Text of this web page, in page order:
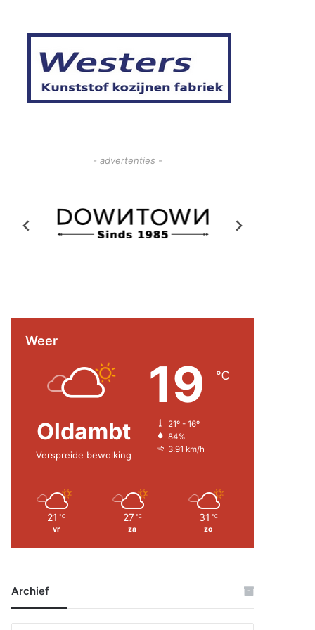
- advertenties -
Weer
Oldambt
Verspreide bewolking
19 ℃
21º - 16º
84%
3.91 km/h
21 ℃
vr
27 ℃
za
31 ℃
zo
Archief